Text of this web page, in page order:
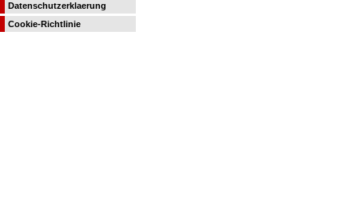
Datenschutzerklaerung
Cookie-Richtlinie